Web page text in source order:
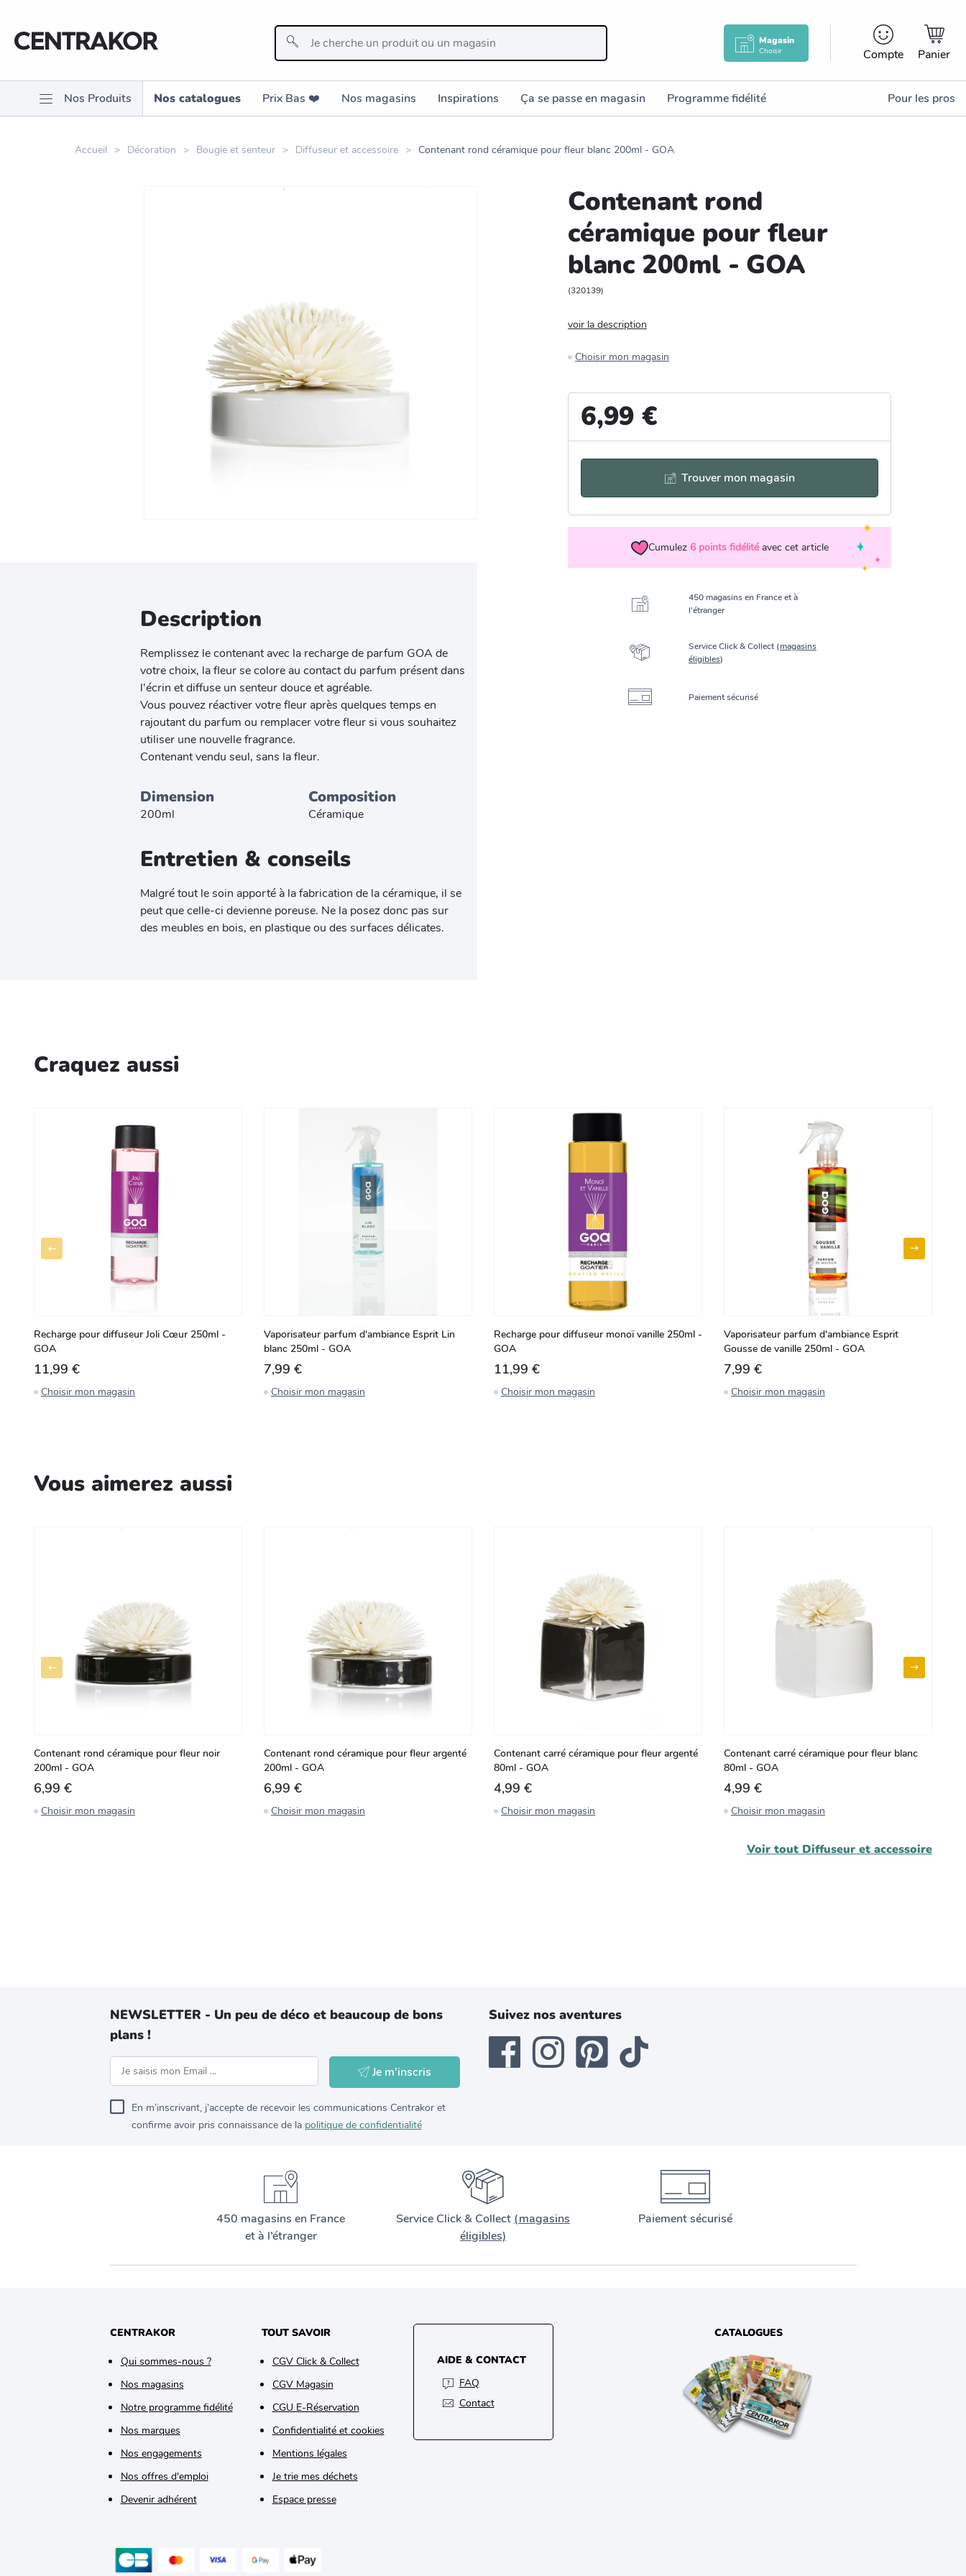
Magasin
Choisir Compte Panier
Nos Produits Nos catalogues Prix Bas ❤️️ Nos magasins Inspirations Ça se passe en magasin Programme fidélité Pour les pros
Accueil Décoration Bougie et senteur Diffuseur et accessoire Contenant rond céramique pour fleur blanc 200ml - GOA
Zoomer sur l'image
Description
Remplissez le contenant avec la recharge de parfum GOA de
votre choix, la fleur se colore au contact du parfum présent dans
l'écrin et diffuse un senteur douce et agréable.
Vous pouvez réactiver votre fleur après quelques temps en
rajoutant du parfum ou remplacer votre fleur si vous souhaitez
utiliser une nouvelle fragrance.
Contenant vendu seul, sans la fleur.
Dimension
200ml
Composition
Céramique
Entretien & conseils
Malgré tout le soin apporté à la fabrication de la céramique, il se
peut que celle-ci devienne poreuse. Ne la posez donc pas sur
des meubles en bois, en plastique ou des surfaces délicates.
Contenant rond
céramique pour fleur
blanc 200ml - GOA
(320139)
voir la description
Choisir mon magasin
6,99 €
Trouver mon magasin
Cumulez 6 points fidélité avec cet article
450 magasins en France et à
l’étranger
Service Click & Collect (magasins
éligibles)
Paiement sécurisé
Craquez aussi
Recharge pour diffuseur Joli Cœur 250ml -
GOA
11,99 €
Choisir mon magasin
Vaporisateur parfum d'ambiance Esprit Lin
blanc 250ml - GOA
7,99 €
Choisir mon magasin
Recharge pour diffuseur monoï vanille 250ml -
GOA
11,99 €
Choisir mon magasin
Vaporisateur parfum d'ambiance Esprit
Gousse de vanille 250ml - GOA
7,99 €
Choisir mon magasin
Vous aimerez aussi
Contenant rond céramique pour fleur noir
200ml - GOA
6,99 €
Choisir mon magasin
Contenant rond céramique pour fleur argenté
200ml - GOA
6,99 €
Choisir mon magasin
Contenant carré céramique pour fleur argenté
80ml - GOA
4,99 €
Choisir mon magasin
Contenant carré céramique pour fleur blanc
80ml - GOA
4,99 €
Choisir mon magasin
Voir tout Diffuseur et accessoire
NEWSLETTER - Un peu de déco et beaucoup de bons
plans !
Je m'inscris
En m’inscrivant, j’accepte de recevoir les communications Centrakor et
confirme avoir pris connaissance de la politique de confidentialité
Suivez nos aventures
450 magasins en France
et à l’étranger
Service Click & Collect (magasins
éligibles)
Paiement sécurisé
CENTRAKOR
Qui sommes-nous ?
Nos magasins
Notre programme fidélité
Nos marques
Nos engagements
Nos offres d'emploi
Devenir adhérent
TOUT SAVOIR
CGV Click & Collect
CGV Magasin
CGU E-Réservation
Confidentialité et cookies
Mentions légales
Je trie mes déchets
Espace presse
AIDE & CONTACT
FAQ
Contact
CATALOGUES